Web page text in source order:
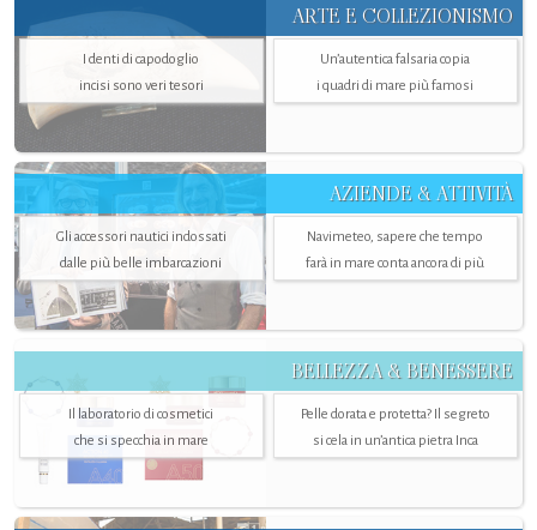
ARTE E COLLEZIONISMO
I denti di capodoglio
incisi sono veri tesori
Un’autentica falsaria copia
i quadri di mare più famosi
AZIENDE & ATTIVITÀ
Gli accessori nautici indossati
dalle più belle imbarcazioni
Navimeteo, sapere che tempo
farà in mare conta ancora di più
BELLEZZA & BENESSERE
Il laboratorio di cosmetici
che si specchia in mare
Pelle dorata e protetta? Il segreto
si cela in un’antica pietra Inca